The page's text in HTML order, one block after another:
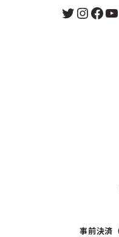
Twitter
事前決済